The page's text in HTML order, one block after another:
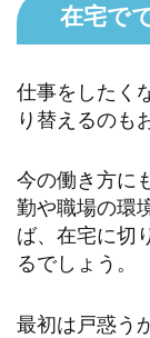
在宅で
仕事をしたく
り替えるのも
今の働き方に
勤や職場の環
ば、在宅に切
るでしょう。
最初は戸惑う